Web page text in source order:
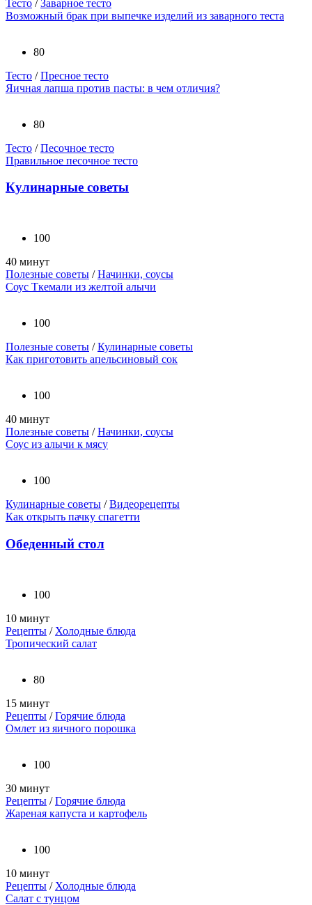
Тесто / Заварное тесто
Возможный брак при выпечке изделий из заварного теста
80
Тесто /Пресное тесто
Яичная лапша против пасты: в чем отличия?
80
Тесто /Песочное тесто
Правильное песочное тесто
Кулинарные советы
100
40 минут
Полезные советы /Начинки, соусы
Соус Ткемали из желтой алычи
100
Полезные советы /Кулинарные советы
Как приготовить апельсиновый сок
100
40 минут
Полезные советы /Начинки, соусы
Соус из алычи к мясу
100
Кулинарные советы /Видеорецепты
Как открыть пачку спагетти
Обеденный стол
100
10 минут
Рецепты / Холодные блюда
Тропический салат
80
15 минут
Рецепты /Горячие блюда
Омлет из яичного порошка
100
30 минут
Рецепты /Горячие блюда
Жареная капуста и картофель
100
10 минут
Рецепты / Холодные блюда
Салат с тунцом